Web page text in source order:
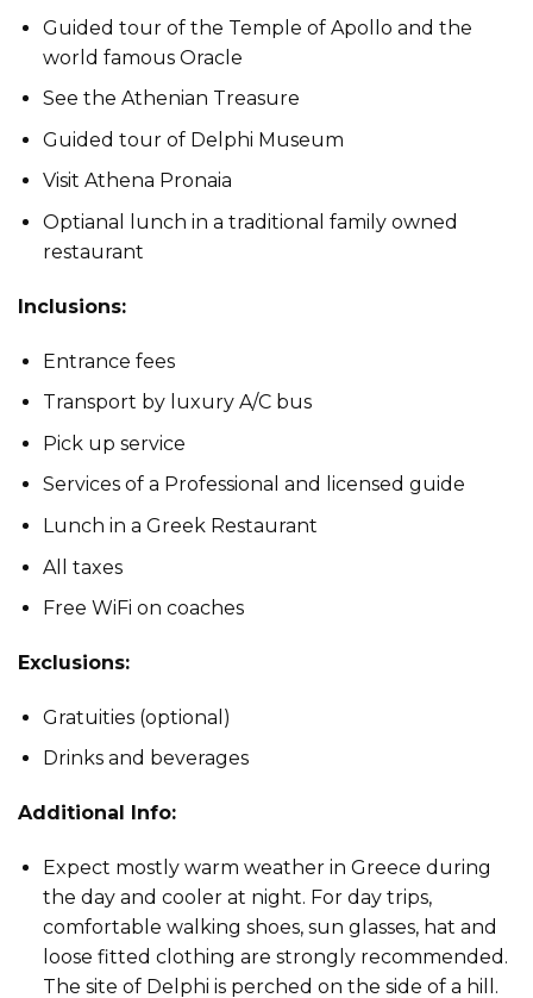
Guided tour of the Temple of Apollo and the
world famous Oracle
See the Athenian Treasure
Guided tour of Delphi Museum
Visit Athena Pronaia
Optianal lunch in a traditional family owned
restaurant
Inclusions:
Entrance fees
Transport by luxury A/C bus
Pick up service
Services of a Professional and licensed guide
Lunch in a Greek Restaurant
All taxes
Free WiFi on coaches
Exclusions:
Gratuities (optional)
Drinks and beverages
Additional Info:
Expect mostly warm weather in Greece during
the day and cooler at night. For day trips,
comfortable walking shoes, sun glasses, hat and
loose fitted clothing are strongly recommended.
The site of Delphi is perched on the side of a hill.